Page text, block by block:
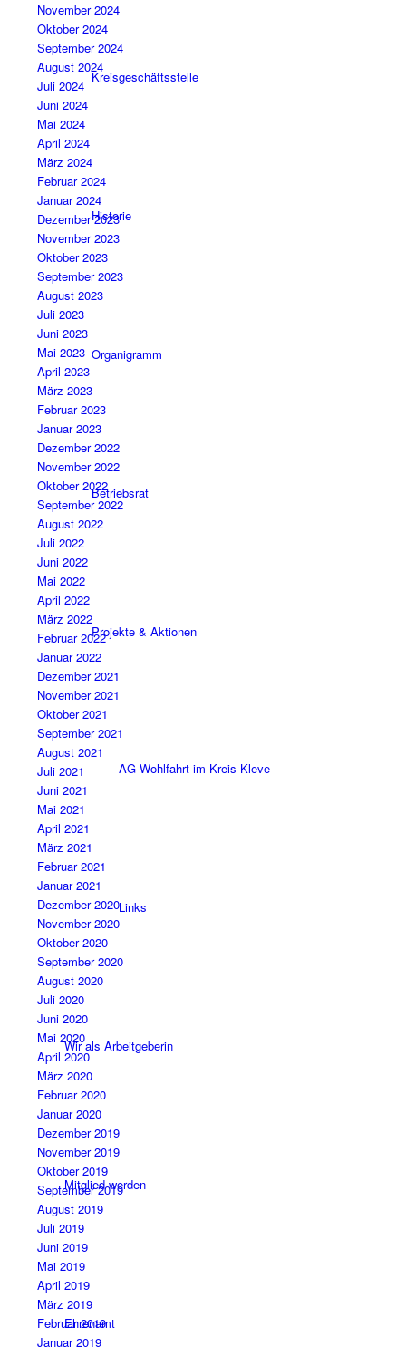
Kreisgeschäftsstelle
Historie
Organigramm
Betriebsrat
Projekte & Aktionen
AG Wohlfahrt im Kreis Kleve
Links
Wir als Arbeitgeberin
Mitglied werden
Ehrenamt
November 2024
Oktober 2024
September 2024
August 2024
Juli 2024
Juni 2024
Mai 2024
April 2024
März 2024
Februar 2024
Januar 2024
Dezember 2023
November 2023
Oktober 2023
September 2023
August 2023
Juli 2023
Juni 2023
Mai 2023
April 2023
März 2023
Februar 2023
Januar 2023
Dezember 2022
November 2022
Oktober 2022
September 2022
August 2022
Juli 2022
Juni 2022
Mai 2022
April 2022
März 2022
Februar 2022
Januar 2022
Dezember 2021
November 2021
Oktober 2021
September 2021
August 2021
Juli 2021
Juni 2021
Mai 2021
April 2021
März 2021
Februar 2021
Januar 2021
Dezember 2020
November 2020
Oktober 2020
September 2020
August 2020
Juli 2020
Juni 2020
Mai 2020
April 2020
März 2020
Februar 2020
Januar 2020
Dezember 2019
November 2019
Oktober 2019
September 2019
August 2019
Juli 2019
Juni 2019
Mai 2019
April 2019
März 2019
Februar 2019
Januar 2019